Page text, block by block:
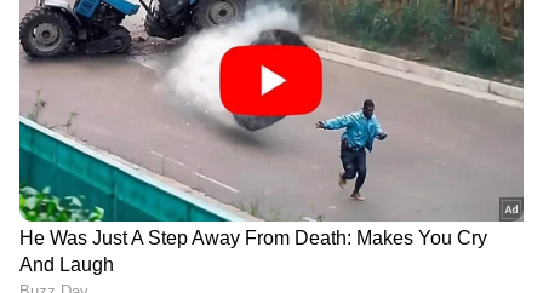
എസ്എഫ്ഐ അവകാശപ്പെട്ടത് തങ്ങളുടെ
ചെയർമാൻ സ്ഥാനാർത്ഥി അനിരുദ്ധനാണ്
ചെയർമാനായി വിജയിച്ചത് എന്നാണ്. ഒരു
വോട്ടിന്‍റെ വ്യത്യാസത്തിൽ ജയിച്ചത്
വിദ്യാഭ്യാസവകുപ്പിലെ
താത്കാലിക
ജീവനക്കാർക്ക് പൊലീസ്
ക്ലിയറൻസ് നിർബന്ധം
ആർ. സു​ഗതന് നൽകിയ
എസ്കോർട്ട് പരോൾ
റദ്ദാക്കി ഉത്തരവിറക്കി
ആഭ്യന്തരവകുപ്പ്